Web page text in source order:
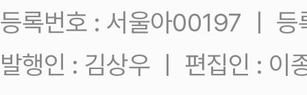
등록번호 : 서울아00197 ㅣ
발행인 : 김상우 ㅣ 편집인 : 이